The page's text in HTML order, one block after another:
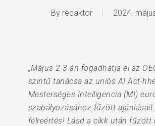
By redaktor 2024.
„Május 2-3-án fogadhatja el az
szintű tanácsa az uniós AI Act-
Mesterséges Intelligencia (MI)
szabályozásához fűzött
félreértés! Lásd a cikk után fűzött